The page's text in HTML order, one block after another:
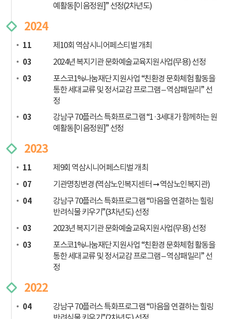
예활동[이음정원]” 선정(2차년도)
2024
11 제10회 역삼시니어페스티벌 개최
03 2024년 복지기관 문화예술교육지원사업(무용) 선정
03
포스코1%나눔재단 지원사업 “친환경 문화체험 활동을
통한 세대교류 및 정서교감 프로그램 – 역삼패밀리” 선
정
03
강남구 70플러스 특화프로그램 “1·3세대가 함께하는 원
예활동[이음정원]” 선정
2023
11 제9회 역삼시니어페스티벌 개최
07 기관명칭변경 (역삼노인복지센터 ➞ 역삼노인복지관)
04
강남구 70플러스 특화프로그램 “마음을 연결하는 힐링
반려식물 키우기”(3차년도) 선정
03 2023년 복지기관 문화예술교육지원사업(무용) 선정
03
포스코1%나눔재단 지원사업 “친환경 문화체험 활동을
통한 세대교류 및 정서교감 프로그램 – 역삼패밀리” 선
정
2022
04
강남구 70플러스 특화프로그램 “마음을 연결하는 힐링